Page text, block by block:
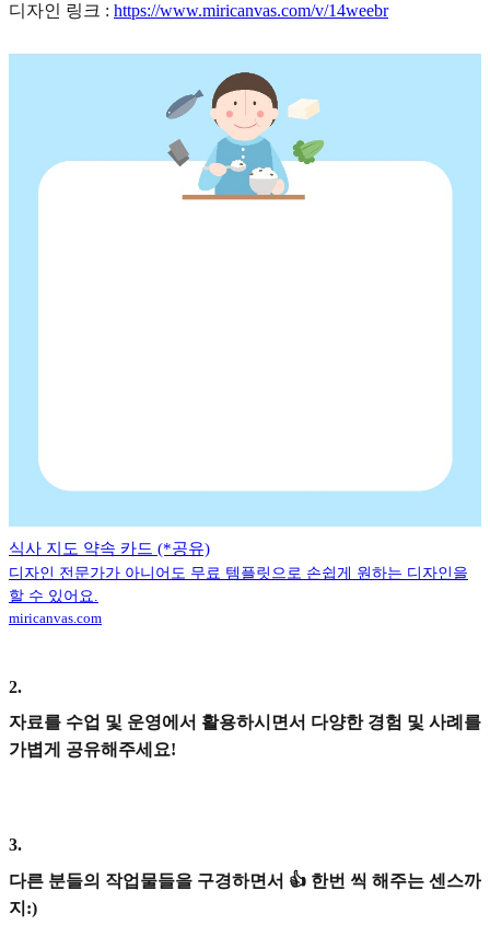
디자인 링크 : https://www.miricanvas.com/v/14weebr
식사 지도 약속 카드 (*공유)
디자인 전문가가 아니어도 무료 템플릿으로 손쉽게 원하는 디자인을
할 수 있어요.
miricanvas.com
2.
자료를 수업 및 운영에서 활용하시면서 다양한 경험 및 사례를
가볍게 공유해주세요!
3.
다른 분들의 작업물들을 구경하면서 👍 한번 씩 해주는 센스까
지:)